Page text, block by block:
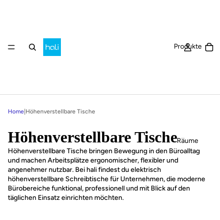
Produkte
Räume
Home Höhenverstellbare Tische
Höhenverstellbare Tische
Höhenverstellbare Tische bringen Bewegung in den Büroalltag
und machen Arbeitsplätze ergonomischer, flexibler und
angenehmer nutzbar. Bei hali findest du elektrisch
höhenverstellbare Schreibtische für Unternehmen, die moderne
Bürobereiche funktional, professionell und mit Blick auf den
täglichen Einsatz einrichten möchten.